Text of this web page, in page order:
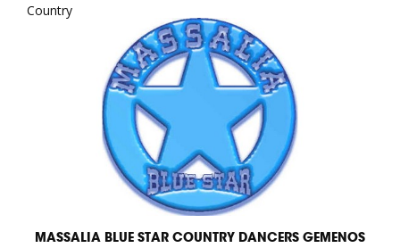
Country
MASSALIA BLUE STAR COUNTRY DANCERS GEMENOS